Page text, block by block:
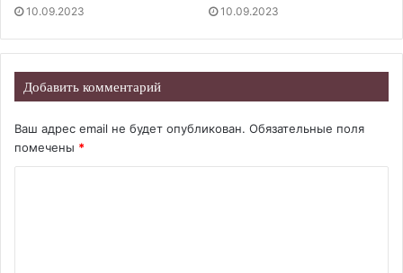
10.09.2023 10.09.2023
Добавить комментарий
Ваш адрес email не будет опубликован. Обязательные поля
помечены *